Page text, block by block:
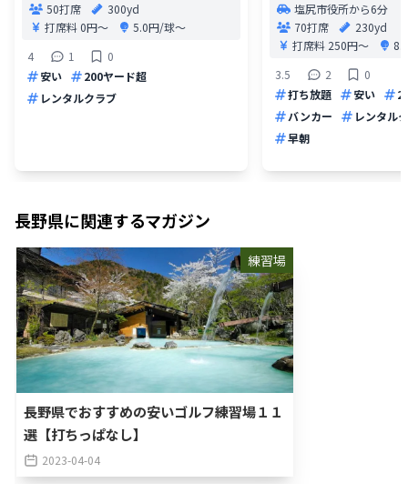
50打席
300yd
打席料0円〜
5.0円/球〜
4
1
0
安い
200ヤード超
レンタルクラブ
塩尻市役所から6分
70打席
230yd
打席料 250円〜
3.5
2
0
打ち放題
安い
バンカー
レンタル
早朝
長野県に関連するマガジン
練習場
長野県でおすすめの安いゴルフ練習場１１
選【打ちっぱなし】
2023-04-04